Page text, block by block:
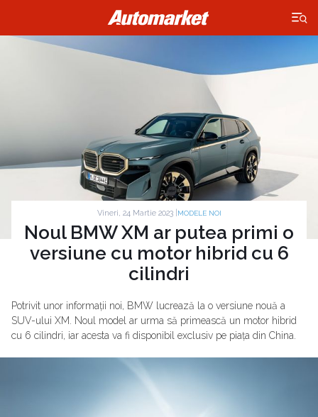
×
Vineri, 24 Martie 2023 | MODELE NOI
Noul BMW XM ar putea primi o
versiune cu motor hibrid cu 6
cilindri
Potrivit unor informații noi, BMW lucrează la o versiune nouă a
SUV-ului XM. Noul model ar urma să primească un motor hibrid
cu 6 cilindri, iar acesta va fi disponibil exclusiv pe piața din China.